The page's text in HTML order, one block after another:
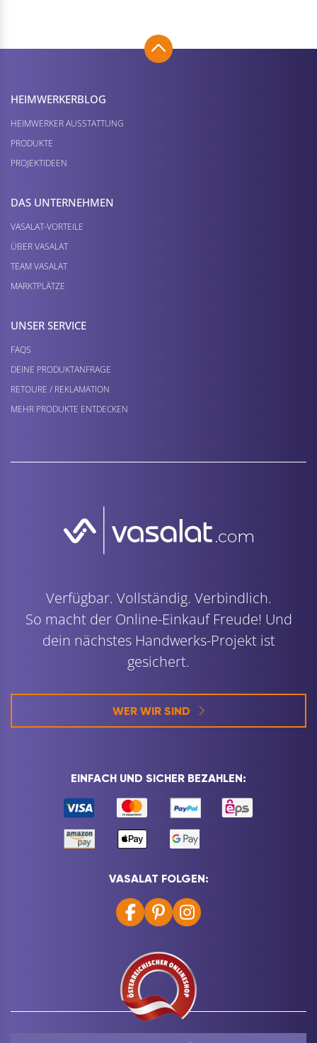
HEIMWERKER­BLOG
HEIMWERKER AUSSTATTUNG
PRODUKTE
PROJEKTIDEEN
DAS UNTERNEHMEN
VASALAT-VORTEILE
ÜBER VASALAT
TEAM VASALAT
MARKTPLÄTZE
UNSER SERVICE
FAQS
DEINE PRODUKTANFRAGE
RETOURE / REKLAMATION
MEHR PRODUKTE ENTDECKEN
Verfügbar. Vollständig. Verbindlich.
So macht der Online-Einkauf Freude! Und
dein nächstes Handwerks-Projekt ist
gesichert.
WER WIR SIND
EINFACH UND SICHER BEZAHLEN:
VASALAT FOLGEN: